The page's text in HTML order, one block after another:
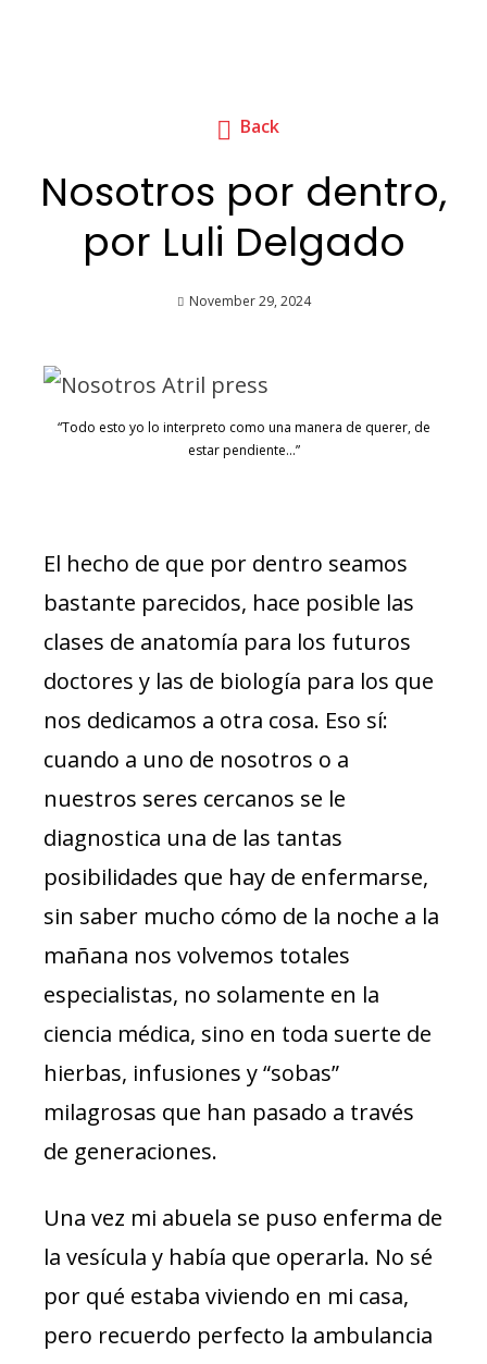
Back
Nosotros por dentro,
por Luli Delgado
November 29, 2024
“Todo esto yo lo interpreto como una manera de querer, de
estar pendiente…”
El hecho de que por dentro seamos
bastante parecidos, hace posible las
clases de anatomía para los futuros
doctores y las de biología para los que
nos dedicamos a otra cosa. Eso sí:
cuando a uno de nosotros o a
nuestros seres cercanos se le
diagnostica una de las tantas
posibilidades que hay de enfermarse,
sin saber mucho cómo de la noche a la
mañana nos volvemos totales
especialistas, no solamente en la
ciencia médica, sino en toda suerte de
hierbas, infusiones y “sobas”
milagrosas que han pasado a través
de generaciones.
Una vez mi abuela se puso enferma de
la vesícula y había que operarla. No sé
por qué estaba viviendo en mi casa,
pero recuerdo perfecto la ambulancia